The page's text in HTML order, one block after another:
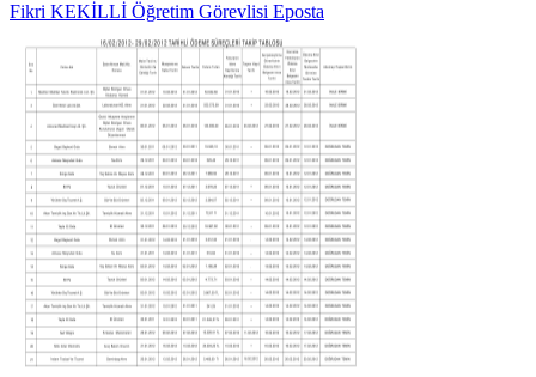
Fikri KEKİLLİ Öğretim Görevlisi Eposta